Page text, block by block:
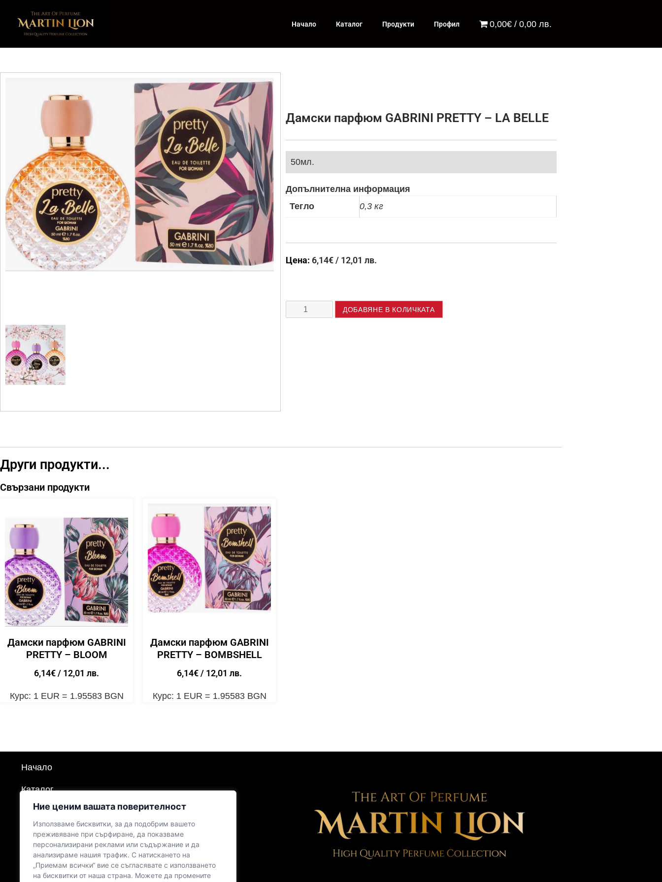
Ние ценим вашата поверителност
Използваме бисквитки, за да подобрим вашето
преживяване при сърфиране, да показваме
персонализирани реклами или съдържание и да
анализираме нашия трафик. С натискането на
„Приемам всички“ вие се съгласявате с използването
на бисквитки от наша страна. Можете да промените
Начало Каталог Продукти Профил 0,00€ / 0,00 лв.
Дамски парфюм GABRINI PRETTY – LA BELLE
50мл.
Допълнителна информация
Тегло
0,3 кг
Цена: 6,14€/ 12,01 лв.
ДОБАВЯНЕ В КОЛИЧКАТА
Други продукти...
Свързани продукти
Дамски парфюм GABRINI
PRETTY – BLOOM
6,14€/ 12,01 лв.
Курс: 1 EUR = 1.95583 BGN
Дамски парфюм GABRINI
PRETTY – BOMBSHELL
6,14€/ 12,01 лв.
Курс: 1 EUR = 1.95583 BGN
Начало
Каталог
Продукти
Политика за поверителност
Политика за бисквитките
Общи условия